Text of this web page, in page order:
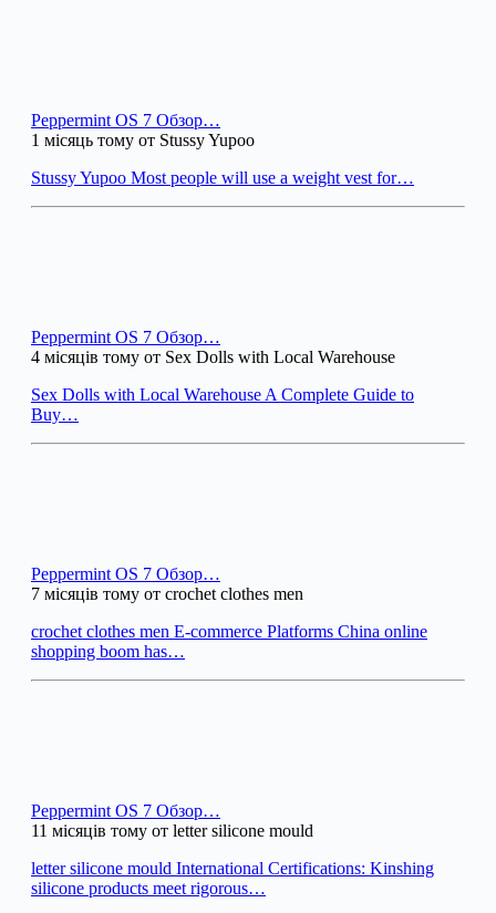
Peppermint OS 7 Обзор…
1 місяць тому от Stussy Yupoo
Stussy Yupoo Most people will use a weight vest for…
Peppermint OS 7 Обзор…
4 місяців тому от Sex Dolls with Local Warehouse
Sex Dolls with Local Warehouse A Complete Guide to
Buy…
Peppermint OS 7 Обзор…
7 місяців тому от crochet clothes men
crochet clothes men E-commerce Platforms China online
shopping boom has…
Peppermint OS 7 Обзор…
11 місяців тому от letter silicone mould
letter silicone mould International Certifications: Kinshing
silicone products meet rigorous…